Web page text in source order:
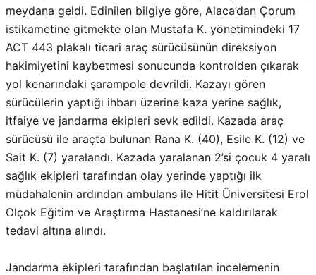
meydana geldi. Edinilen bilgiye göre, Alaca’dan Çorum
istikametine gitmekte olan Mustafa K. yönetimindeki 17
ACT 443 plakalı ticari araç sürücüsünün direksiyon
hakimiyetini kaybetmesi sonucunda kontrolden çıkarak
yol kenarındaki şarampole devrildi. Kazayı gören
sürücülerin yaptığı ihbarı üzerine kaza yerine sağlık,
itfaiye ve jandarma ekipleri sevk edildi. Kazada araç
sürücüsü ile araçta bulunan Rana K. (40), Esile K. (12) ve
Sait K. (7) yaralandı. Kazada yaralanan 2’si çocuk 4 yaralı
sağlık ekipleri tarafından olay yerinde yaptığı ilk
müdahalenin ardından ambulans ile Hitit Üniversitesi Erol
Olçok Eğitim ve Araştırma Hastanesi’ne kaldırılarak
tedavi altına alındı.
Jandarma ekipleri tarafından başlatılan incelemenin